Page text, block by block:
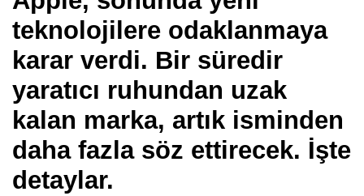
teknolojilere odaklanmaya
karar verdi. Bir süredir
yaratıcı ruhundan uzak
kalan marka, artık isminden
daha fazla söz ettirecek. İşte
detaylar.